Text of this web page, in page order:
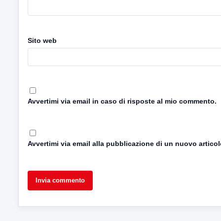
Sito web
Avvertimi via email in caso di risposte al mio commento.
Avvertimi via email alla pubblicazione di un nuovo